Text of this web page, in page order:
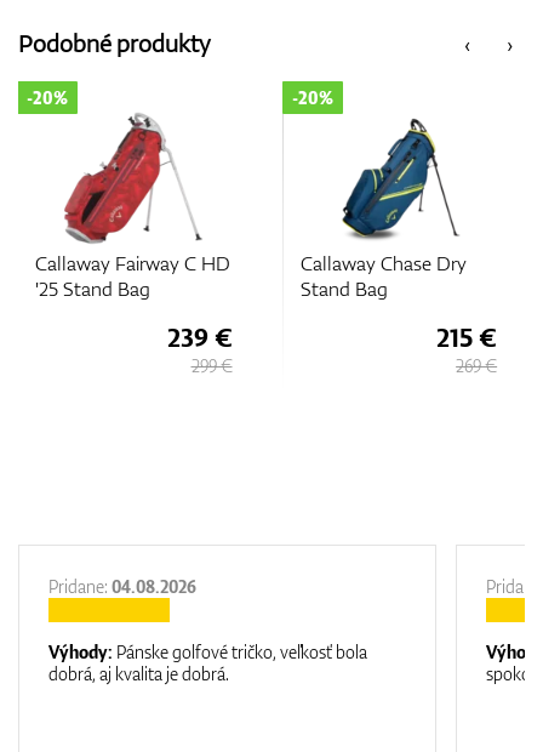
‹
Podobné produkty ›
Callaway Fairway C HD
'25 Stand Bag
-20%
239 €
299 €
Callaway Chase Dry
Stand Bag
-20%
215 €
269 €
Pridane: 04.08.2026
Výhody: Pánske golfové tričko, veľkosť bola
dobrá, aj kvalita je dobrá.